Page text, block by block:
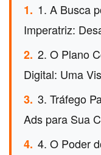
1. 1. A Busca
Imperatriz:
2. 2. O Plano
Digital: Uma
3. 3. Tráfego
Ads para Sua
4. 4. O Poder